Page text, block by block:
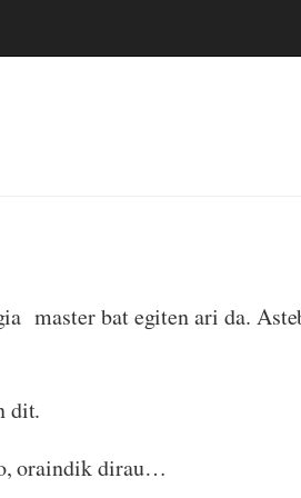
master bat egiten ari da.
dit.
oraindik dirau…